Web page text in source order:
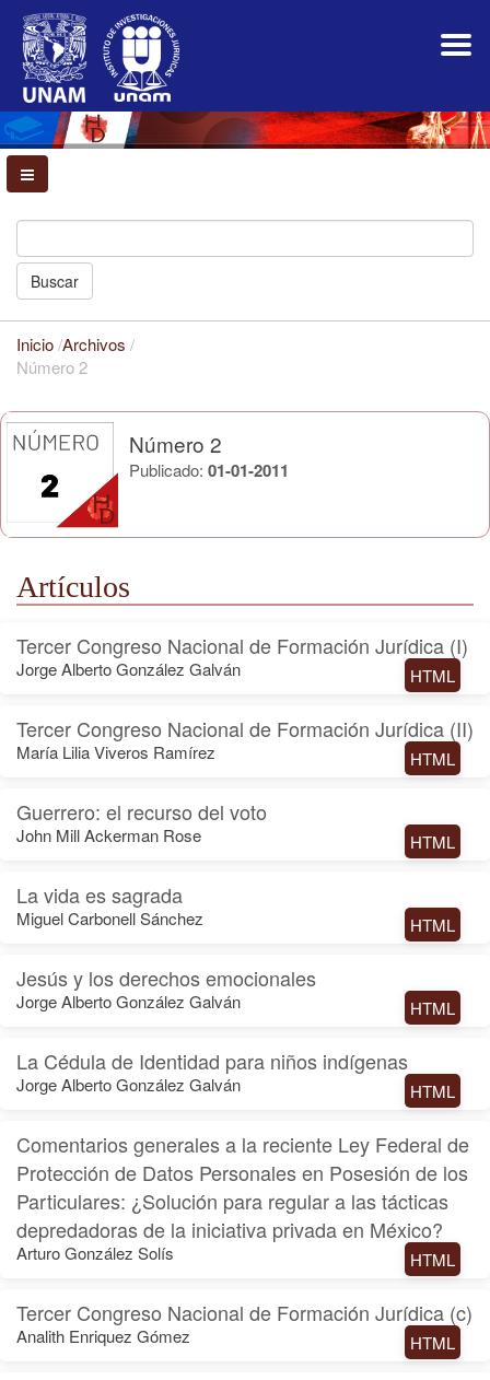
Navegación
principal
Contenido
principal
Barra
lateral
Buscar
Inicio/Archivos /
Número 2
Número 2
Publicado: 01-01-2011
Artículos
Tercer Congreso Nacional de Formación Jurídica (I)
Jorge Alberto González Galván HTML
Tercer Congreso Nacional de Formación Jurídica (II)
María Lilia Viveros Ramírez HTML
Guerrero: el recurso del voto
John Mill Ackerman Rose HTML
La vida es sagrada
Miguel Carbonell Sánchez HTML
Jesús y los derechos emocionales
Jorge Alberto González Galván HTML
La Cédula de Identidad para niños indígenas
Jorge Alberto González Galván HTML
Comentarios generales a la reciente Ley Federal de
Protección de Datos Personales en Posesión de los
Particulares: ¿Solución para regular a las tácticas
depredadoras de la iniciativa privada en México?
Arturo González Solís HTML
Tercer Congreso Nacional de Formación Jurídica (c)
Analith Enriquez Gómez HTML